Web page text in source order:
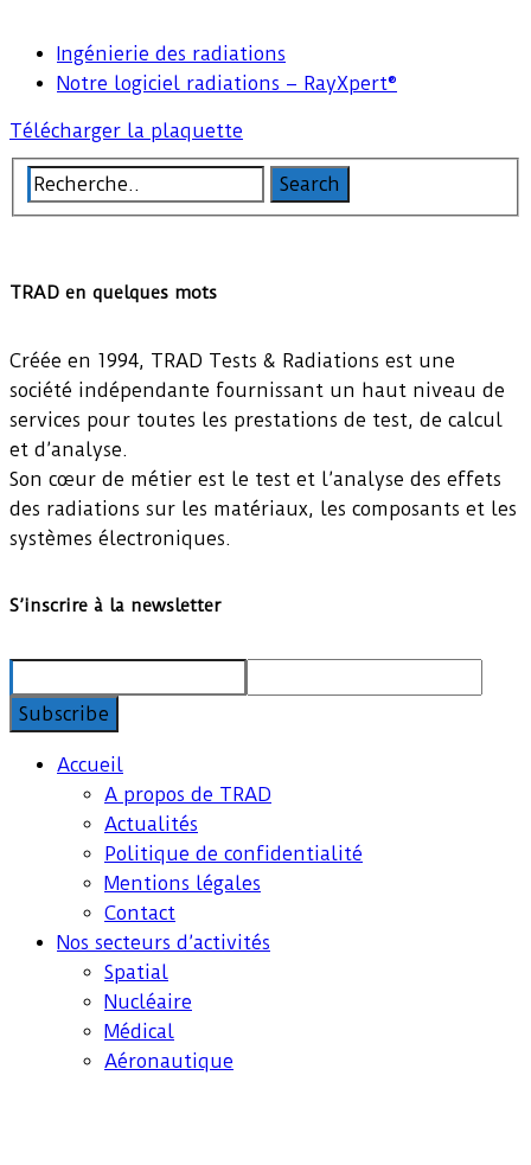
Ingénierie des radiations
Notre logiciel radiations – RayXpert®
Télécharger la plaquette
TRAD en quelques mots
Créée en 1994, TRAD Tests & Radiations est une
société indépendante fournissant un haut niveau de
services pour toutes les prestations de test, de calcul
et d’analyse.
Son cœur de métier est le test et l’analyse des effets
des radiations sur les matériaux, les composants et les
systèmes électroniques.
S’inscrire à la newsletter
Accueil
A propos de TRAD
Actualités
Politique de confidentialité
Mentions légales
Contact
Nos secteurs d’activités
Spatial
Nucléaire
Médical
Aéronautique